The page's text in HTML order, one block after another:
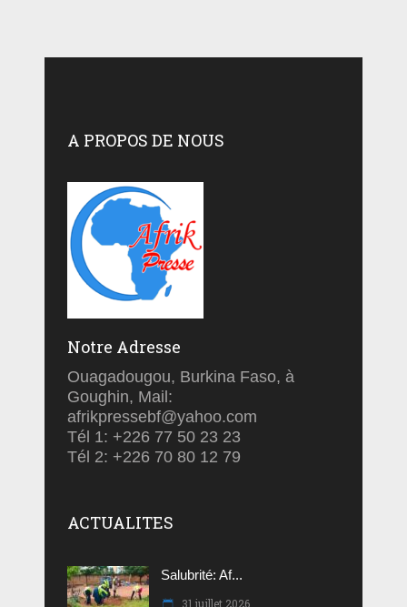
A PROPOS DE NOUS
Notre Adresse
Ouagadougou, Burkina Faso, à
Goughin, Mail:
afrikpressebf@yahoo.com
Tél 1: +226 77 50 23 23
Tél 2: +226 70 80 12 79
ACTUALITES
Salubrité: Af...
31 juillet 2026